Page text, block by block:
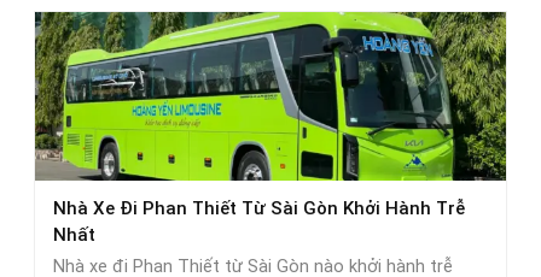
Limousine
Phòng
Đôi
Sài
Gòn
Phan
Thiết
Nhà Xe Đi Phan Thiết Từ Sài Gòn Khởi Hành Trễ
Nhất
Nhà xe đi Phan Thiết từ Sài Gòn nào khởi hành trễ